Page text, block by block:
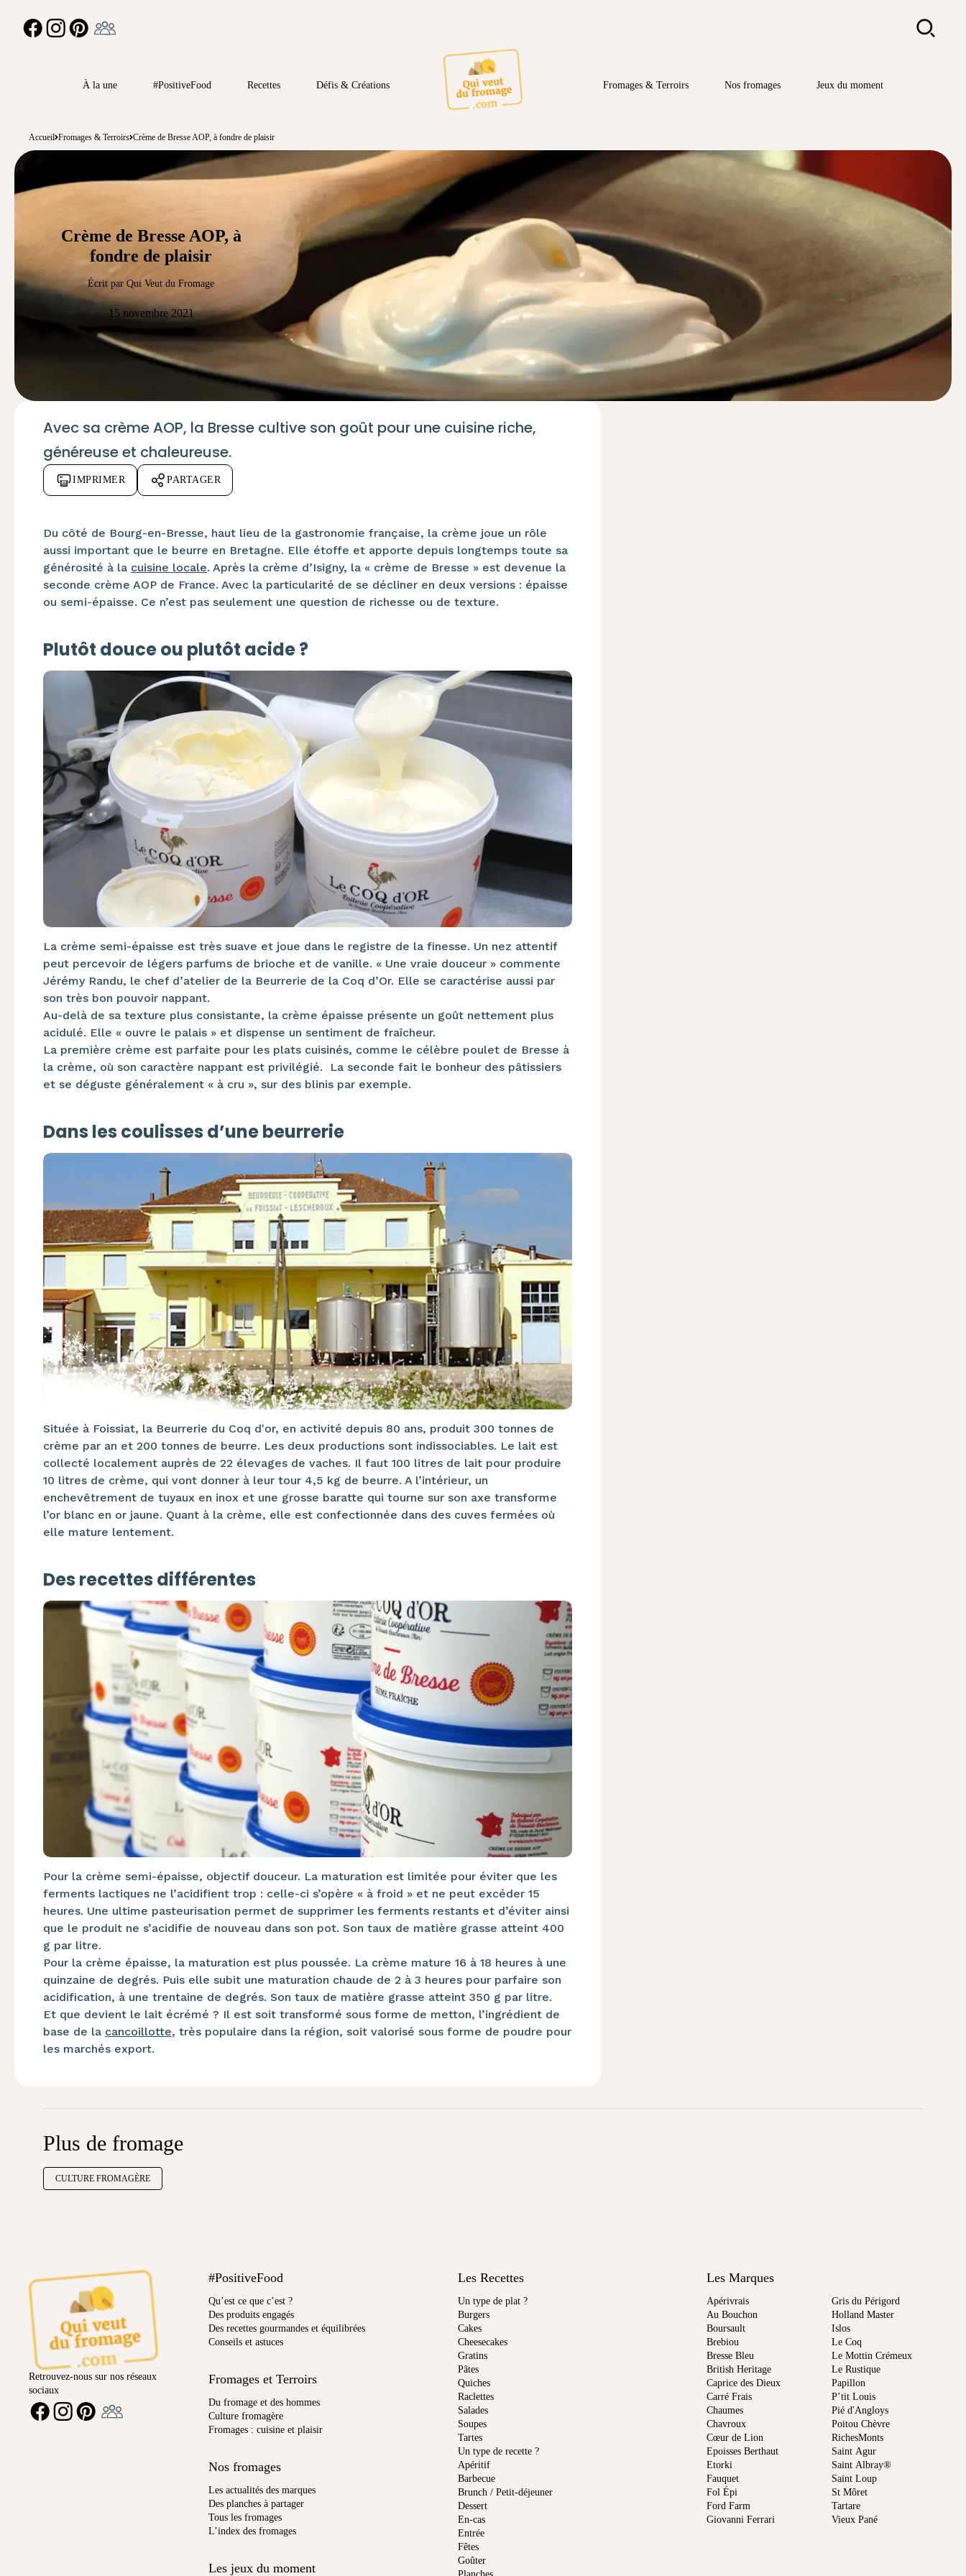
FACEBOOKINSTAGRAMPINTEREST Rechercher
À la une #PositiveFood Recettes Défis & Créations Fromages & Terroirs Nos fromages Jeux du moment
Accueil Fromages & Terroirs Crème de Bresse AOP, à fondre de plaisir
Crème de Bresse AOP, à
fondre de plaisir
Écrit par Qui Veut du Fromage
15 novembre 2021
Avec sa crème AOP, la Bresse cultive son goût pour une cuisine riche,
généreuse et chaleureuse.
IMPRIMER PARTAGER
Du côté de Bourg-en-Bresse, haut lieu de la gastronomie française, la crème joue un rôle
aussi important que le beurre en Bretagne. Elle étoffe et apporte depuis longtemps toute sa
générosité à la cuisine locale. Après la crème d’Isigny, la « crème de Bresse » est devenue la
seconde crème AOP de France. Avec la particularité de se décliner en deux versions : épaisse
ou semi-épaisse. Ce n’est pas seulement une question de richesse ou de texture.
Plutôt douce ou plutôt acide ?
La crème semi-épaisse est très suave et joue dans le registre de la finesse. Un nez attentif
peut percevoir de légers parfums de brioche et de vanille. « Une vraie douceur » commente
Jérémy Randu, le chef d’atelier de la Beurrerie de la Coq d’Or. Elle se caractérise aussi par
son très bon pouvoir nappant.
Au-delà de sa texture plus consistante, la crème épaisse présente un goût nettement plus
acidulé. Elle « ouvre le palais » et dispense un sentiment de fraîcheur.
La première crème est parfaite pour les plats cuisinés, comme le célèbre poulet de Bresse à
la crème, où son caractère nappant est privilégié. La seconde fait le bonheur des pâtissiers
et se déguste généralement « à cru », sur des blinis par exemple.
Dans les coulisses d’une beurrerie
Située à Foissiat, la Beurrerie du Coq d'or, en activité depuis 80 ans, produit 300 tonnes de
crème par an et 200 tonnes de beurre. Les deux productions sont indissociables. Le lait est
collecté localement auprès de 22 élevages de vaches. Il faut 100 litres de lait pour produire
10 litres de crème, qui vont donner à leur tour 4,5 kg de beurre. A l’intérieur, un
enchevêtrement de tuyaux en inox et une grosse baratte qui tourne sur son axe transforme
l’or blanc en or jaune. Quant à la crème, elle est confectionnée dans des cuves fermées où
elle mature lentement.
Des recettes différentes
Pour la crème semi-épaisse, objectif douceur. La maturation est limitée pour éviter que les
ferments lactiques ne l’acidifient trop : celle-ci s’opère « à froid » et ne peut excéder 15
heures. Une ultime pasteurisation permet de supprimer les ferments restants et d’éviter ainsi
que le produit ne s’acidifie de nouveau dans son pot. Son taux de matière grasse atteint 400
g par litre.
Pour la crème épaisse, la maturation est plus poussée. La crème mature 16 à 18 heures à une
quinzaine de degrés. Puis elle subit une maturation chaude de 2 à 3 heures pour parfaire son
acidification, à une trentaine de degrés. Son taux de matière grasse atteint 350 g par litre.
Et que devient le lait écrémé ? Il est soit transformé sous forme de metton, l’ingrédient de
base de la cancoillotte, très populaire dans la région, soit valorisé sous forme de poudre pour
les marchés export.
Plus de fromage
CULTURE FROMAGÈRE
Retrouvez-nous sur nos réseaux
sociaux
FACEBOOKINSTAGRAMPINTEREST
#PositiveFood
Qu’est ce que c’est ?
Des produits engagés
Des recettes gourmandes et équilibrées
Conseils et astuces
Fromages et Terroirs
Du fromage et des hommes
Culture fromagère
Fromages : cuisine et plaisir
Nos fromages
Les actualités des marques
Des planches à partager
Tous les fromages
L’index des fromages
Les jeux du moment
Les Recettes
Un type de plat ?
Burgers
Cakes
Cheesecakes
Gratins
Pâtes
Quiches
Raclettes
Salades
Soupes
Tartes
Un type de recette ?
Apéritif
Barbecue
Brunch / Petit-déjeuner
Dessert
En-cas
Entrée
Fêtes
Goûter
Les Marques
Apérivrais
Au Bouchon
Boursault
Brebiou
Bresse Bleu
British Heritage
Caprice des Dieux
Carré Frais
Chaumes
Chavroux
Cœur de Lion
Epoisses Berthaut
Etorki
Fauquet
Fol Épi
Ford Farm
Giovanni Ferrari
Gris du Périgord
Holland Master
Islos
Le Coq
Le Mottin Crémeux
Le Rustique
Papillon
P’tit Louis
Pié d'Angloys
Poitou Chèvre
RichesMonts
Saint Agur
Saint Albray®
Saint Loup
St Môret
Tartare
Vieux Pané